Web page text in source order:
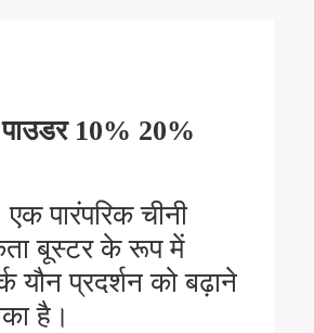
10% 20%
पारंपरिक चीनी
बूस्टर के रूप में
यौन प्रदर्शन को बढ़ाने
है।